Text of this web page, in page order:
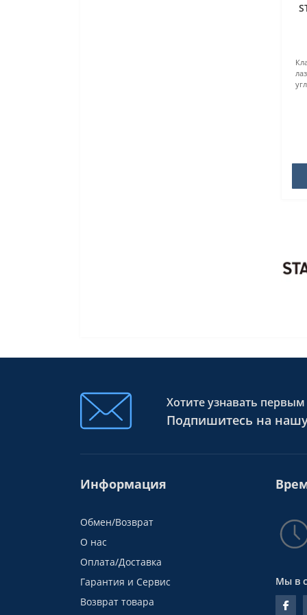
Хотите узнавать
Подпишитесь на
Информация
Обмен/Возврат
О нас
Оплата/Доставка
Гарантия и Сервис
Возврат товара
Мы в